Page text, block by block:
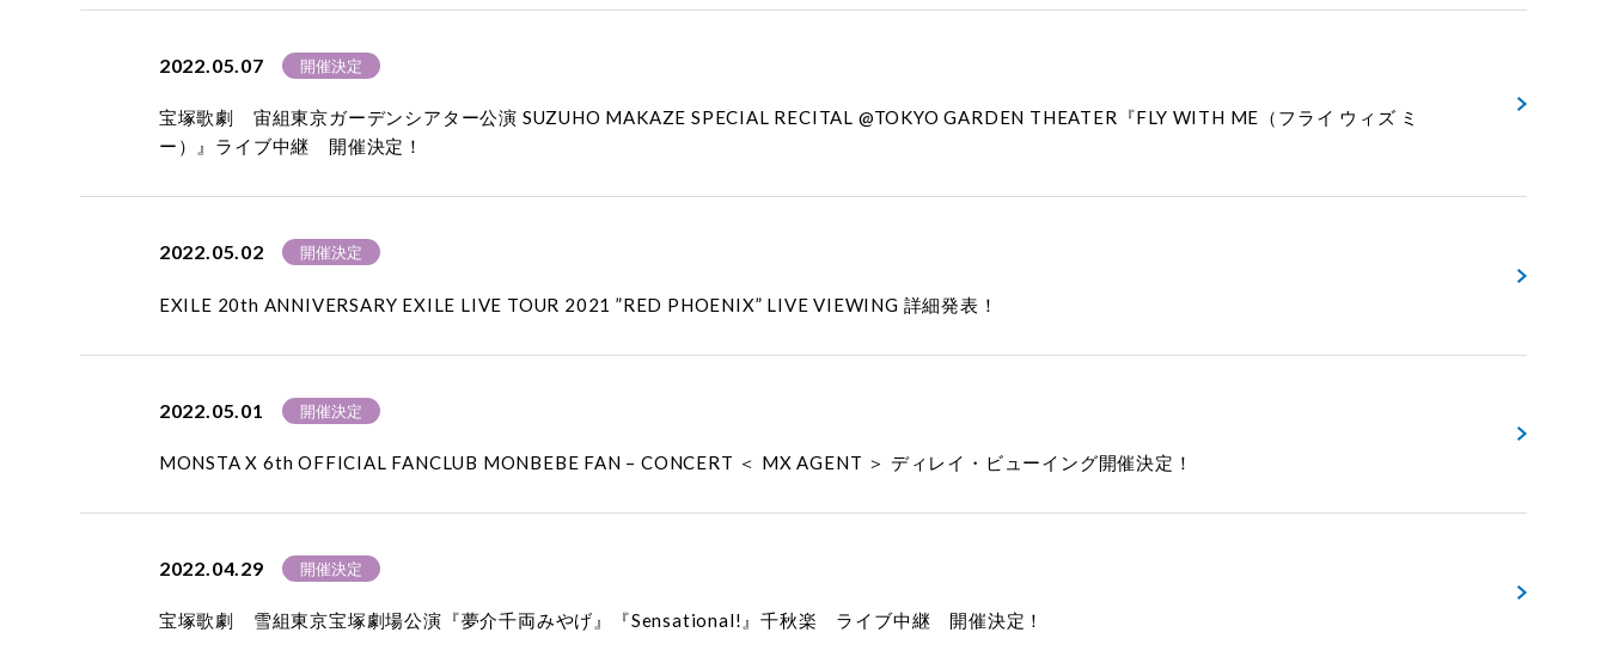
2022.05.07 開催決定
宝塚歌劇 宙組東京ガーデンシアター公演 SUZUHO MAKAZE SPECIAL RECITAL @TOKYO GARDEN THEATER『FLY WITH ME（フライ ウィズ ミ
ー）』ライブ中継 開催決定！
2022.05.02 開催決定
EXILE 20th ANNIVERSARY EXILE LIVE TOUR 2021 ”RED PHOENIX” LIVE VIEWING 詳細発表！
2022.05.01 開催決定
MONSTA X 6th OFFICIAL FANCLUB MONBEBE FAN – CONCERT ＜ MX AGENT ＞ ディレイ・ビューイング開催決定！
2022.04.29 開催決定
宝塚歌劇 雪組東京宝塚劇場公演『夢介千両みやげ』『Sensational!』千秋楽 ライブ中継 開催決定！